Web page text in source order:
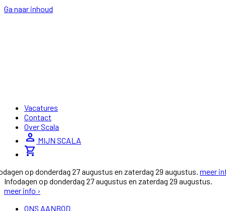
Ga naar inhoud
Vacatures
Contact
Over Scala
person MIJN SCALA
shopping_cart
op donderdag 27 augustus en zaterdag 29 augustus. meer
Infodagen op donderdag 27 augustus en zaterdag 29 augustus.
meer info ›
ONS AANBOD